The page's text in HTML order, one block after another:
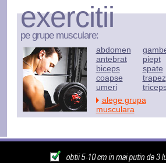
exercitii
pe grupe musculare:
abdomen
antebrat
biceps
coapse
umeri
piept
spate
trapez
alege grupa
musculara